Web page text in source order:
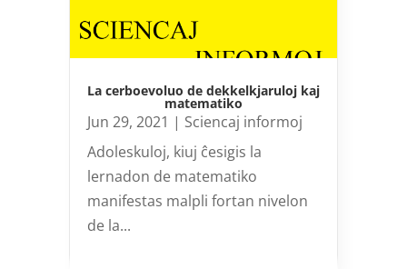
La cerboevoluo de dekkelkjaruloj kaj
matematiko
Jun 29, 2021 | Sciencaj informoj
Adoleskuloj, kiuj ĉesigis la
lernadon de matematiko
manifestas malpli fortan nivelon
de la...